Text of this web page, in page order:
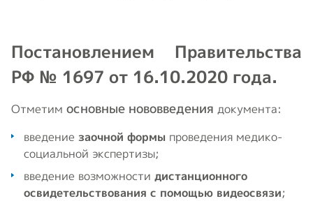
Постановлением Правительства
РФ № 1697 от 16.10.2020 года.
Отметим основные нововведения документа:
введение заочной формы проведения медико-
социальной экспертизы;
введение возможности дистанционного
освидетельствования с помощью видеосвязи;